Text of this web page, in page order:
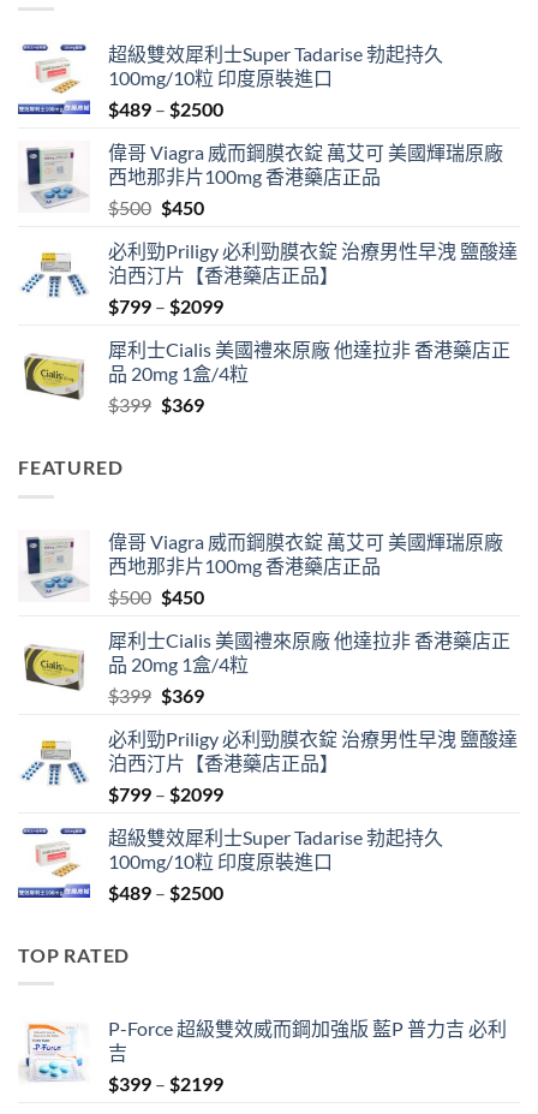
超級雙效犀利士Super Tadarise 勃起持久
100mg/10粒 印度原裝進口
$489 – $2500Price
$489
through
偉哥 Viagra 威而鋼膜衣錠 萬艾可 美國輝瑞原廠
西地那非片100mg 香港藥店正品
$500 Original
was:
$500.
$450Current
is:
$450.
必利勁Priligy 必利勁膜衣錠 治療男性早洩 鹽酸達
泊西汀片【香港藥店正品】
$799 – $2099Price
$799
through
犀利士Cialis 美國禮來原廠 他達拉非 香港藥店正
品 20mg 1盒/4粒
$399 Original
$369Current
FEATURED
偉哥 Viagra 威而鋼膜衣錠 萬艾可 美國輝瑞原廠
西地那非片100mg 香港藥店正品
$500 Original
was:
$500.
$450Current
is:
$450.
犀利士Cialis 美國禮來原廠 他達拉非 香港藥店正
品 20mg 1盒/4粒
$399 Original
was:
$399.
$369Current
is:
$369.
必利勁Priligy 必利勁膜衣錠 治療男性早洩 鹽酸達
泊西汀片【香港藥店正品】
$799 – $2099Price
$799
through
$2099
超級雙效犀利士Super Tadarise 勃起持久
100mg/10粒 印度原裝進口
$489 – $2500Price
TOP RATED
P-Force 超級雙效威而鋼加強版 藍P 普力吉 必利
吉
$399 – $2199Price